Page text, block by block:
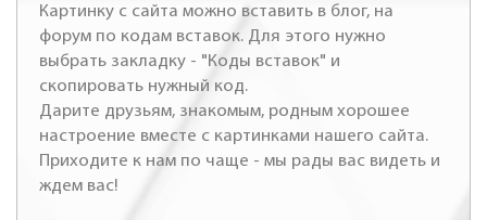
Картинку с сайта можно вставить в блог, на
форум по кодам вставок. Для этого нужно
выбрать закладку - "Коды вставок" и
скопировать нужный код.
Дарите друзьям, знакомым, родным хорошее
настроение вместе с картинками нашего сайта.
Приходите к нам по чаще - мы рады вас видеть и
ждем вас!